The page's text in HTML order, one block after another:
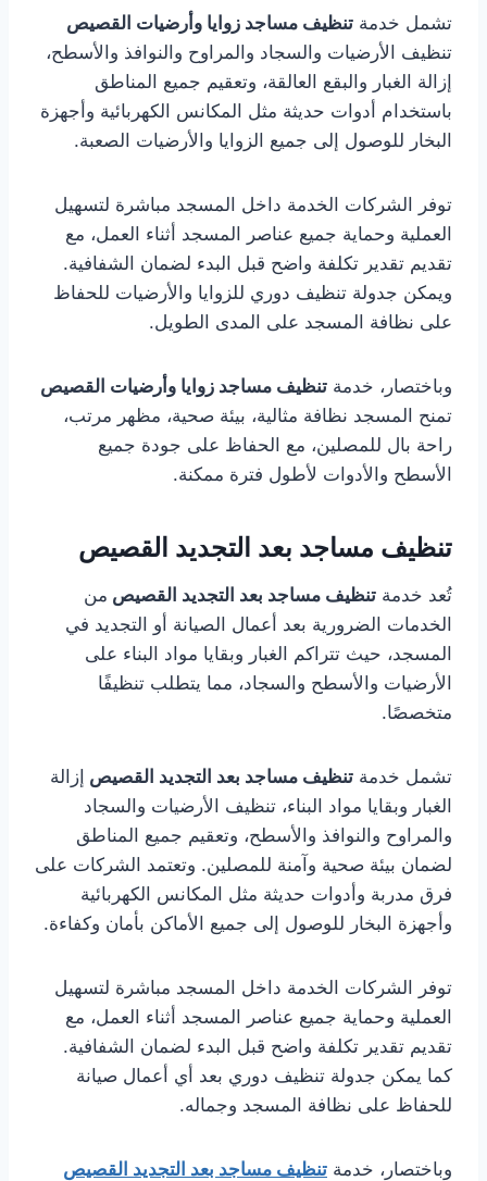
تشمل خدمة تنظيف مساجد زوايا وأرضيات القصيص
تنظيف الأرضيات والسجاد والمراوح والنوافذ والأسطح،
إزالة الغبار والبقع العالقة، وتعقيم جميع المناطق
باستخدام أدوات حديثة مثل المكانس الكهربائية وأجهزة
البخار للوصول إلى جميع الزوايا والأرضيات الصعبة.
توفر الشركات الخدمة داخل المسجد مباشرة لتسهيل
العملية وحماية جميع عناصر المسجد أثناء العمل، مع
تقديم تقدير تكلفة واضح قبل البدء لضمان الشفافية.
ويمكن جدولة تنظيف دوري للزوايا والأرضيات للحفاظ
على نظافة المسجد على المدى الطويل.
وباختصار، خدمة تنظيف مساجد زوايا وأرضيات القصيص
تمنح المسجد نظافة مثالية، بيئة صحية، مظهر مرتب،
راحة بال للمصلين، مع الحفاظ على جودة جميع
الأسطح والأدوات لأطول فترة ممكنة.
تنظيف مساجد بعد التجديد القصيص
تُعد خدمة تنظيف مساجد بعد التجديد القصيص من
الخدمات الضرورية بعد أعمال الصيانة أو التجديد في
المسجد، حيث تتراكم الغبار وبقايا مواد البناء على
الأرضيات والأسطح والسجاد، مما يتطلب تنظيفًا
متخصصًا.
تشمل خدمة تنظيف مساجد بعد التجديد القصيص إزالة
الغبار وبقايا مواد البناء، تنظيف الأرضيات والسجاد
والمراوح والنوافذ والأسطح، وتعقيم جميع المناطق
لضمان بيئة صحية وآمنة للمصلين. وتعتمد الشركات على
فرق مدربة وأدوات حديثة مثل المكانس الكهربائية
وأجهزة البخار للوصول إلى جميع الأماكن بأمان وكفاءة.
توفر الشركات الخدمة داخل المسجد مباشرة لتسهيل
العملية وحماية جميع عناصر المسجد أثناء العمل، مع
تقديم تقدير تكلفة واضح قبل البدء لضمان الشفافية.
كما يمكن جدولة تنظيف دوري بعد أي أعمال صيانة
للحفاظ على نظافة المسجد وجماله.
وباختصار، خدمة تنظيف مساجد بعد التجديد القصيص